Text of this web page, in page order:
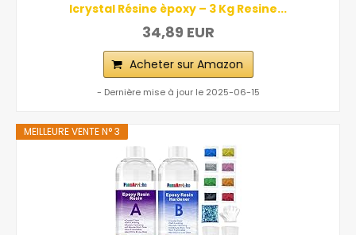
Icrystal Résine èpoxy – 3 Kg Resine...
34,89 EUR
Acheter sur Amazon
- Dernière mise à jour le 2025-06-15
MEILLEURE VENTE N° 3